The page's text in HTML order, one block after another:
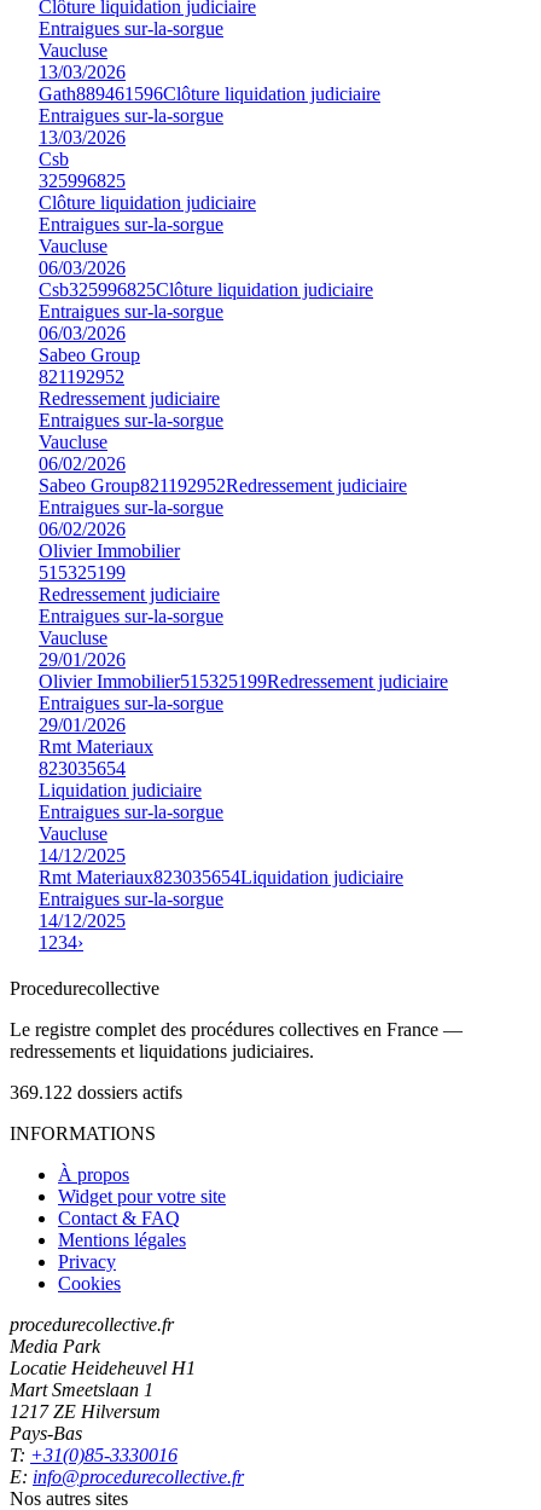
Clôture liquidation judiciaire
Entraigues sur-la-sorgue
Vaucluse
13/03/2026
Gath889461596Clôture liquidation judiciaire
Entraigues sur-la-sorgue
13/03/2026
Csb
325996825
Clôture liquidation judiciaire
Entraigues sur-la-sorgue
Vaucluse
06/03/2026
Csb325996825Clôture liquidation judiciaire
Entraigues sur-la-sorgue
06/03/2026
Sabeo Group
821192952
Redressement judiciaire
Entraigues sur-la-sorgue
Vaucluse
06/02/2026
Sabeo Group821192952Redressement judiciaire
Entraigues sur-la-sorgue
06/02/2026
Olivier Immobilier
515325199
Redressement judiciaire
Entraigues sur-la-sorgue
Vaucluse
29/01/2026
Olivier Immobilier515325199Redressement judiciaire
Entraigues sur-la-sorgue
29/01/2026
Rmt Materiaux
823035654
Liquidation judiciaire
Entraigues sur-la-sorgue
Vaucluse
14/12/2025
Rmt Materiaux823035654Liquidation judiciaire
Entraigues sur-la-sorgue
14/12/2025
1 234›
Procedurecollective
Le registre complet des procédures collectives en France —
redressements et liquidations judiciaires.
369.122 dossiers actifs
INFORMATIONS
À propos
Widget pour votre site
Contact & FAQ
Mentions légales
Privacy
Cookies
procedurecollective.fr
Media Park
Locatie Heideheuvel H1
Mart Smeetslaan 1
1217 ZE Hilversum
Pays-Bas
T: +31(0)85-3330016
E: info@procedurecollective.fr
Nos autres sites